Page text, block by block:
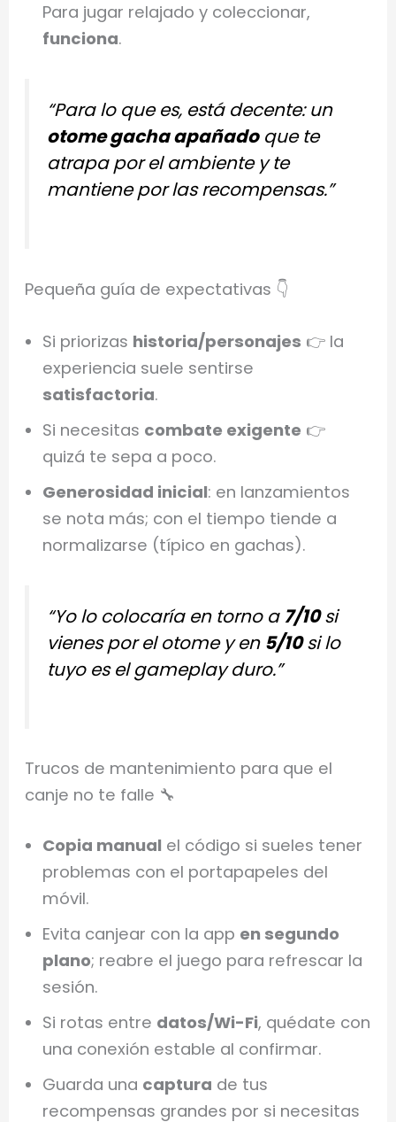
Para jugar relajado y coleccionar,
funciona.
“Para lo que es, está decente: un
otome gacha apañadoque te
atrapa por el ambiente y te
mantiene por las recompensas.”
Pequeña guía de expectativas 👇
Si priorizas historia/personajes 👉 la
experiencia suele sentirse
satisfactoria.
Si necesitas combate exigente 👉
quizá te sepa a poco.
Generosidad inicial: en lanzamientos
se nota más; con el tiempo tiende a
normalizarse (típico en gachas).
“Yo lo colocaría en torno a 7/10si
vienes por el otome y en 5/10si lo
tuyo es el gameplay duro.”
Trucos de mantenimiento para que el
canje no te falle 🔧
Copia manual el código si sueles tener
problemas con el portapapeles del
móvil.
Evita canjear con la app en segundo
plano; reabre el juego para refrescar la
sesión.
Si rotas entre datos/Wi-Fi, quédate con
una conexión estable al confirmar.
Guarda una captura de tus
recompensas grandes por si necesitas